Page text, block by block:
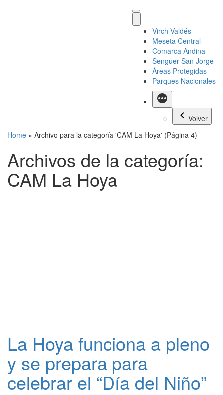
Virch Valdés
Meseta Central
Comarca Andina
Senguer-San Jorge
Áreas Protegidas
Parques Nacionales
Más
Volver
Home » Archivo para la categoría 'CAM La Hoya' (Página 4)
Archivos de la categoría:
CAM La Hoya
La Hoya funciona a pleno
y se prepara para
celebrar el “Día del Niño”